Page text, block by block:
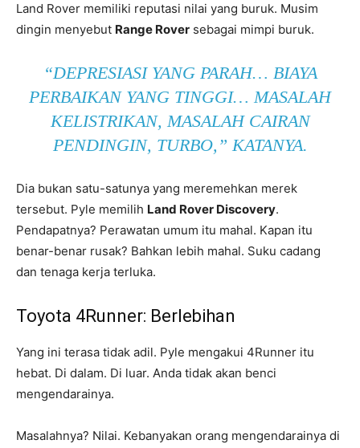
Land Rover memiliki reputasi nilai yang buruk. Musim
dingin menyebut Range Rover sebagai mimpi buruk.
“DEPRESIASI YANG PARAH… BIAYA
PERBAIKAN YANG TINGGI… MASALAH
KELISTRIKAN, MASALAH CAIRAN
PENDINGIN, TURBO,” KATANYA.
Dia bukan satu-satunya yang meremehkan merek
tersebut. Pyle memilih Land Rover Discovery.
Pendapatnya? Perawatan umum itu mahal. Kapan itu
benar-benar rusak? Bahkan lebih mahal. Suku cadang
dan tenaga kerja terluka.
Toyota 4Runner: Berlebihan
Yang ini terasa tidak adil. Pyle mengakui 4Runner itu
hebat. Di dalam. Di luar. Anda tidak akan benci
mengendarainya.
Masalahnya? Nilai. Kebanyakan orang mengendarainya di